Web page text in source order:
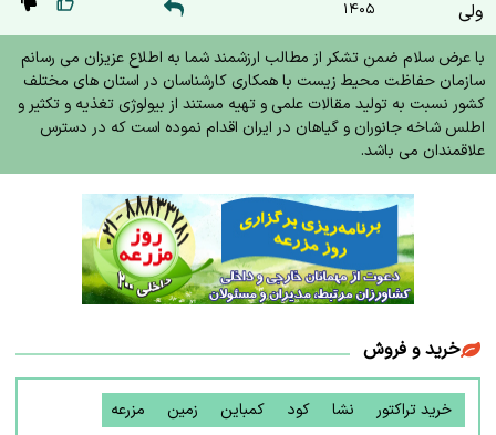
ولی
۱۴۰۵
با عرض سلام ضمن تشکر از مطالب ارزشمند شما به اطلاع عزیزان می رسانم
سازمان حفاظت محیط زیست با همکاری کارشناسان در استان های مختلف
کشور نسبت به تولید مقالات علمی و تهیه مستند از بیولوژی تغذیه و تکثیر و
اطلس شاخه جانوران و گیاهان در ایران اقدام نموده است که در دسترس
علاقمندان می باشد.
خرید و فروش
خرید تراکتور نشا کود کمباین زمین مزرعه